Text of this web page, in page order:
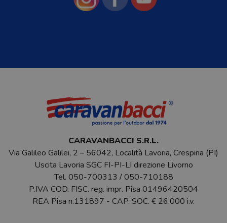
CARAVANBACCI S.R.L.
Via Galileo Galilei, 2 – 56042, Località Lavoria, Crespina (PI)
Uscita Lavoria SGC FI-PI-LI direzione Livorno
Tel. 050-700313 /050-710188
P.IVA COD. FISC. reg. impr. Pisa 01496420504
REA Pisa n.131897 - CAP. SOC. € 26.000 i.v.